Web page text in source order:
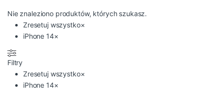
Nie znaleziono produktów, których szukasz.
Zresetuj wszystko×
iPhone 14×
Filtry
Zresetuj wszystko×
iPhone 14×